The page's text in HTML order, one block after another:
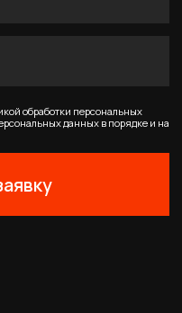
0
Профиль
Избранное